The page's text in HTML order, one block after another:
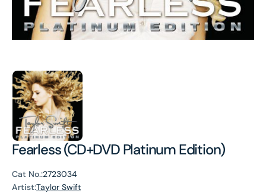
Fearless (CD+DVD Platinum Edition)
Cat No.:2723034
Artist:Taylor Swift